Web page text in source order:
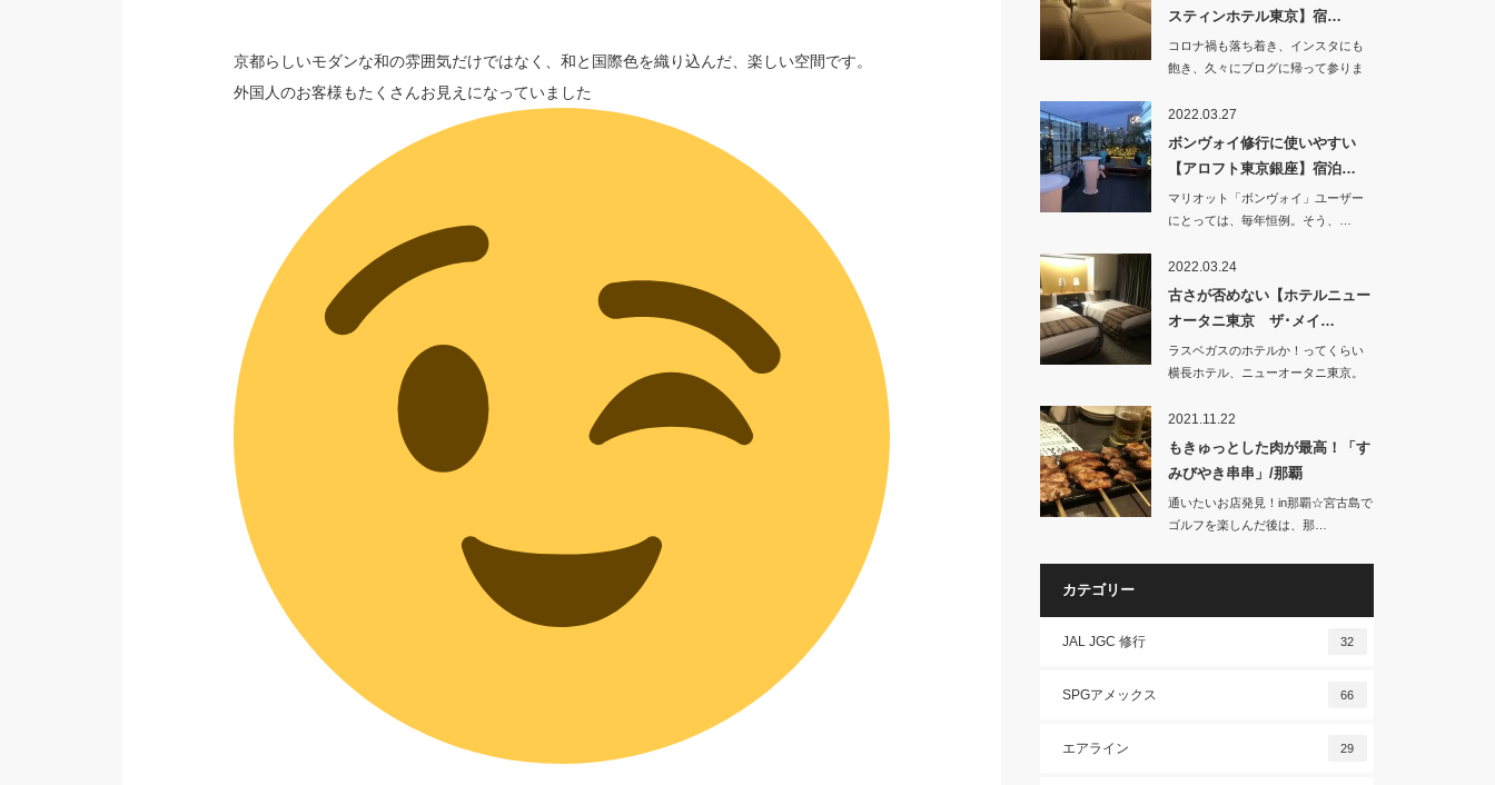
京都らしいモダンな和の雰囲気だけではなく、和と国際色を織り込んだ、楽しい空間です。
外国人のお客様もたくさんお見えになっていました
スティンホテル東京】宿…
コロナ禍も落ち着き、インスタにも
飽き、久々にブログに帰って参りま
2022.03.27
ボンヴォイ修行に使いやすい
【アロフト東京銀座】宿泊…
マリオット「ボンヴォイ」ユーザー
にとっては、毎年恒例。そう、…
2022.03.24
古さが否めない【ホテルニュー
オータニ東京 ザ･メイ…
ラスベガスのホテルか！ってくらい
横長ホテル、ニューオータニ東京。
2021.11.22
もきゅっとした肉が最高！「す
みびやき串串」/那覇
通いたいお店発見！in那覇☆宮古島で
ゴルフを楽しんだ後は、那…
カテゴリー
JAL JGC 修行 32
SPGアメックス 66
エアライン 29